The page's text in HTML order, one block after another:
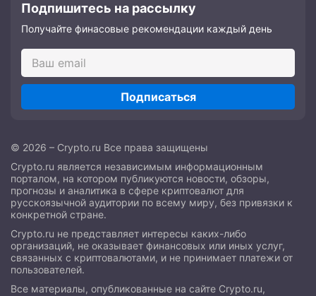
Подпишитесь на рассылку
Получайте финасовые рекомендации каждый день
Подписаться
© 2026 – Crypto.ru Все права защищены
Crypto.ru является независимым информационным
порталом, на котором публикуются новости, обзоры,
прогнозы и аналитика в сфере криптовалют для
русскоязычной аудитории по всему миру, без привязки к
конкретной стране.
Crypto.ru не представляет интересы каких-либо
организаций, не оказывает финансовых или иных услуг,
связанных с криптовалютами, и не принимает платежи от
пользователей.
Все материалы, опубликованные на сайте Crypto.ru,